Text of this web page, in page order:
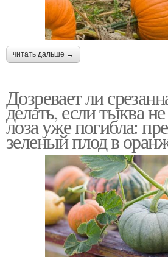
читать дальше →
Дозревает ли
делать, если тыква
лоза уже погибла:
зеленый плод в